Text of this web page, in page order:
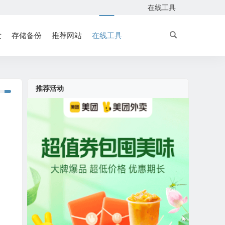
在线工具
存储备份 推荐网站 在线工具
推荐活动